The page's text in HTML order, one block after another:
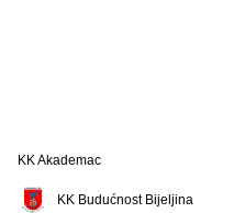
KK Akademac
KK Budućnost Bijeljina